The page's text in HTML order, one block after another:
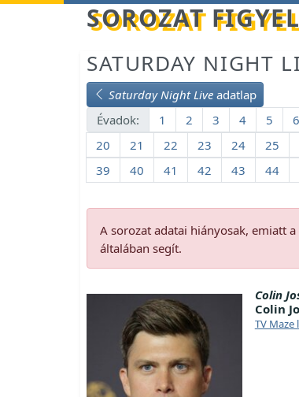
Betöltés... SOROZAT
SATURDAY NIGHT
Saturday Night Live adatlap
Évadok:
1 2 3 4 5 6
20
21 22 23 24 25
39
40 41 42 43 44
A sorozat adatai hiányosak, emiatt
általában segít.
Colin
Colin
TV Maze